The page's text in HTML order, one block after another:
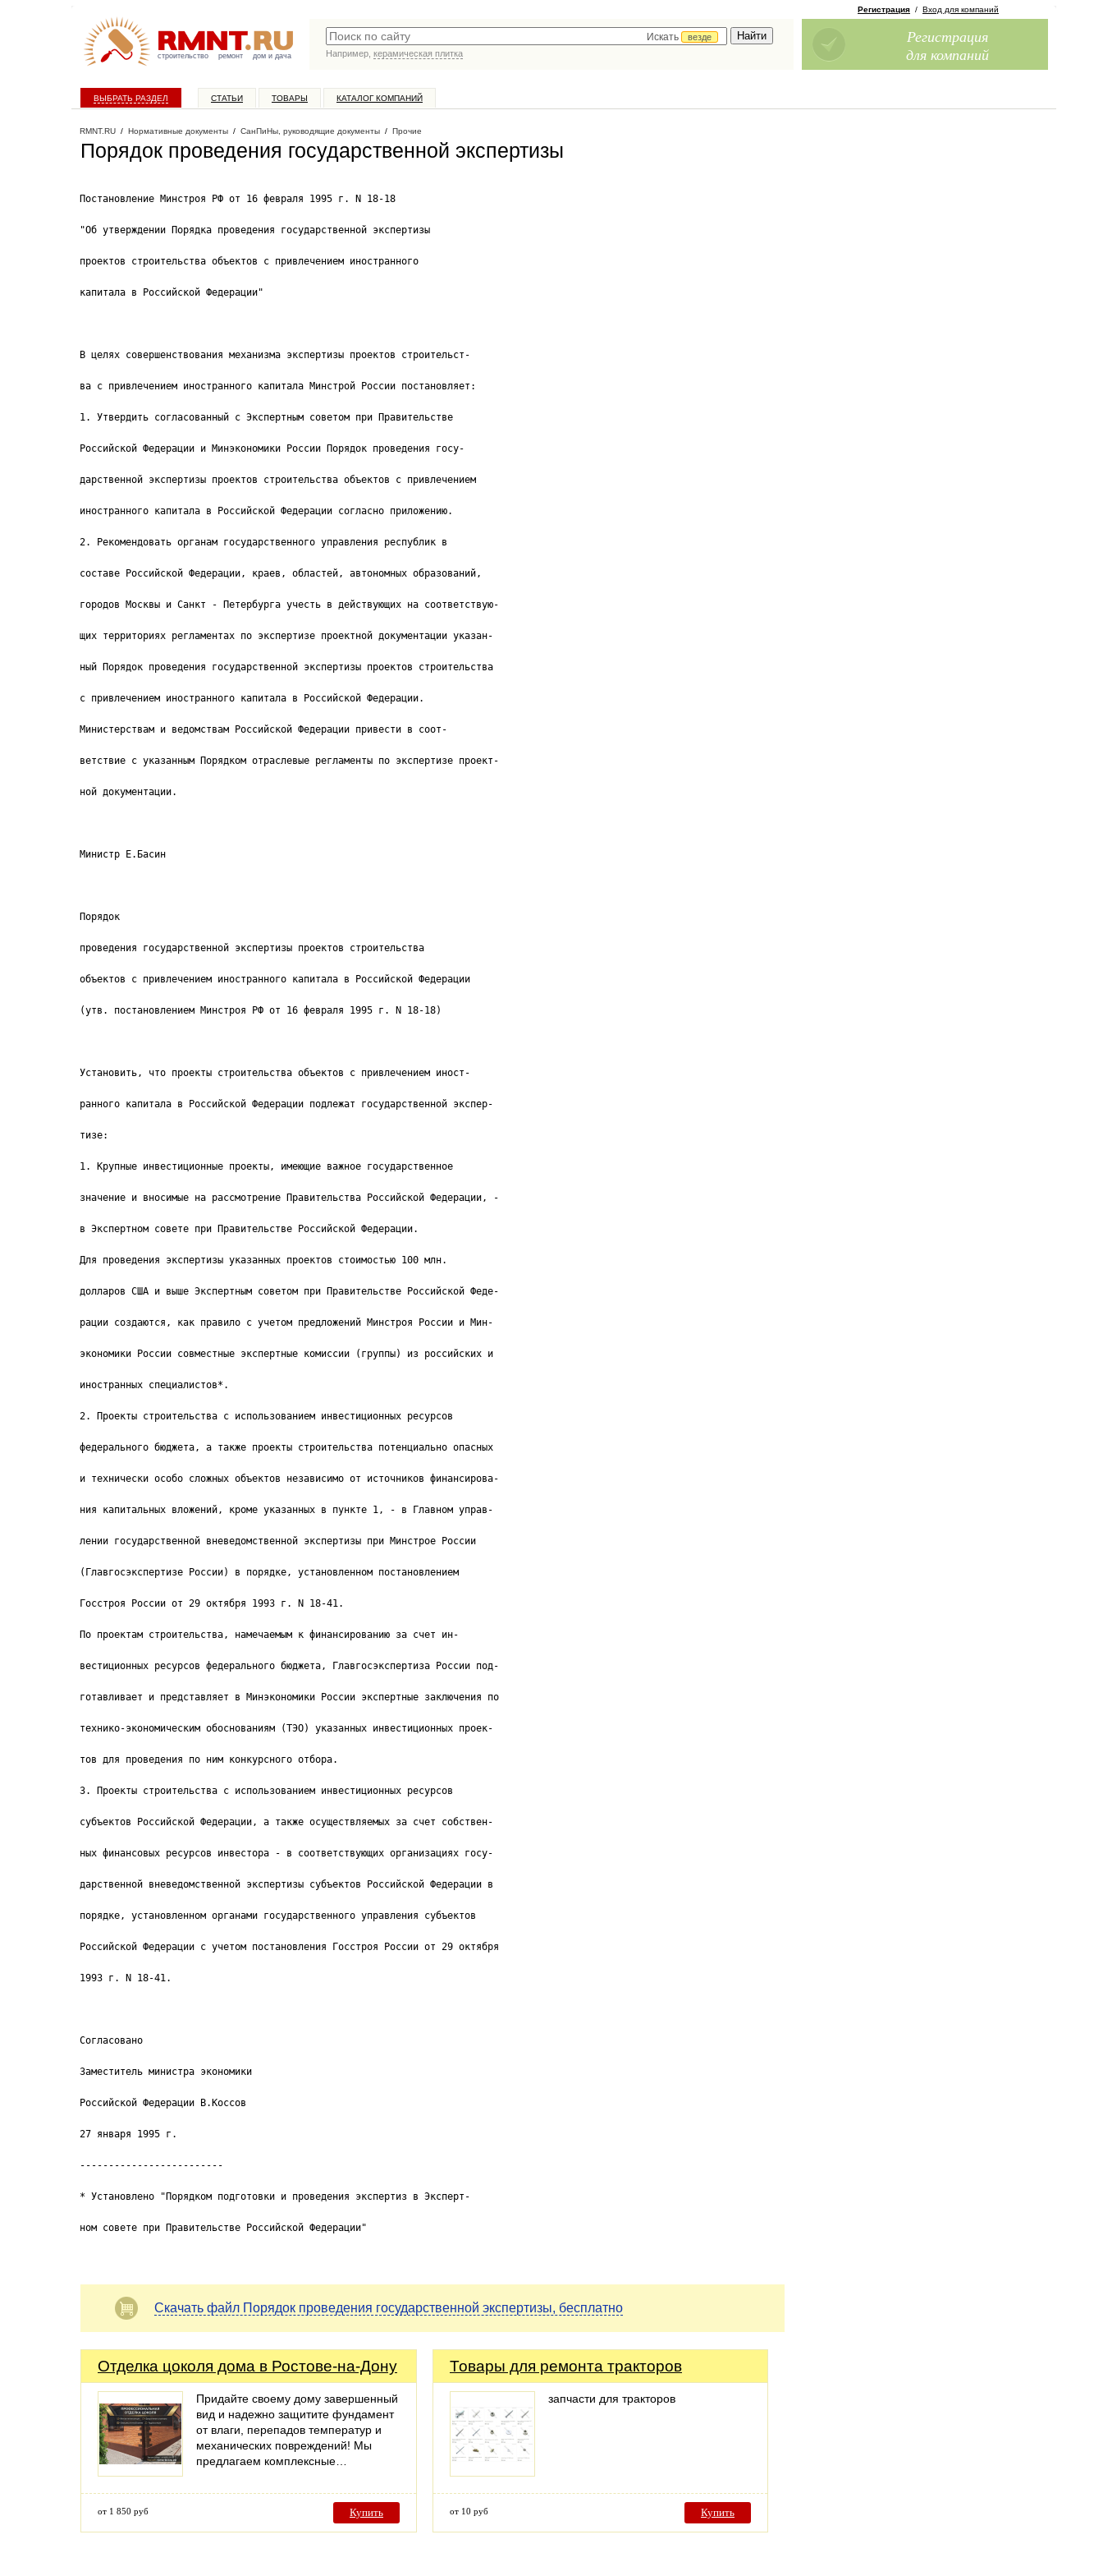
строительство ремонт дом и дача
Искать
везде
Например, керамическая плитка
Регистрация / Вход для компаний
Регистрация
для компаний
ВЫБРАТЬ РАЗДЕЛ СТАТЬИ ТОВАРЫ КАТАЛОГ КОМПАНИЙ
RMNT.RU / Нормативные документы / СанПиНы, руководящие документы / Прочие
Порядок проведения государственной экспертизы
Постановление Минстроя РФ от 16 февраля 1995 г. N 18-18
"Об утверждении Порядка проведения государственной экспертизы
проектов строительства объектов c привлечением иностранного
капитала в Российской Федерации"
В целях совершенствования механизма экспертизы проектов строительст-
ва c привлечением иностранного капитала Минстрой России постановляет:
1. Утвердить согласованный с Экспертным советом при Правительстве
Российской Федерации и Минэкономики России Порядок проведения госу-
дарственной экспертизы проектов строительства объектов с привлечением
иностранного капитала в Российской Федерации согласно приложению.
2. Рекомендовать органам государственного управления республик в
составе Российской Федерации, краев, областей, автономных образований,
городов Москвы и Санкт - Петербурга учесть в действующих на соответствую-
щих территориях регламентах по экспертизе проектной документации указан-
ный Порядок проведения государственной экспертизы проектов строительства
c привлечением иностранного капитала в Российской Федерации.
Министерствам и ведомствам Российской Федерации привести в соот-
ветствие с указанным Порядком отраслевые регламенты по экспертизе проект-
ной документации.
Министр Е.Басин
Порядок
проведения государственной экспертизы проектов строительства
объектов с привлечением иностранного капитала в Российской Федерации
(утв. постановлением Минстроя РФ от 16 февраля 1995 г. N 18-18)
Установить, что проекты строительства объектов с привлечением иност-
ранного капитала в Российской Федерации подлежат государственной экспер-
тизе:
1. Крупные инвестиционные проекты, имеющие важное государственное
значение и вносимые на рассмотрение Правительства Российской Федерации, -
в Экспертном совете при Правительстве Российской Федерации.
Для проведения экспертизы указанных проектов стоимостью 100 млн.
долларов США и выше Экспертным советом при Правительстве Российской Феде-
рации создаются, как правило с учетом предложений Минстроя России и Мин-
экономики России совместные экспертные комиссии (группы) из российских и
иностранных специалистов*.
2. Проекты строительства с использованием инвестиционных ресурсов
федерального бюджета, а также проекты строительства потенциально опасных
и технически особо сложных объектов независимо от источников финансирова-
ния капитальных вложений, кроме указанных в пункте 1, - в Главном управ-
лении государственной вневедомственной экспертизы при Минстрое России
(Главгосэкспертизе России) в порядке, установленном постановлением
Госстроя России от 29 октября 1993 г. N 18-41.
По проектам строительства, намечаемым к финансированию за счет ин-
вестиционных ресурсов федерального бюджета, Главгосэкспертиза России под-
готавливает и представляет в Минэкономики России экспертные заключения по
технико-экономическим обоснованиям (ТЭО) указанных инвестиционных проек-
тов для проведения по ним конкурсного отбора.
3. Проекты строительства с использованием инвестиционных ресурсов
субъектов Российской Федерации, а также осуществляемых за счет собствен-
ных финансовых ресурсов инвестора - в соответствующих организациях госу-
дарственной вневедомственной экспертизы субъектов Российской Федерации в
порядке, установленном органами государственного управления субъектов
Российской Федерации с учетом постановления Госстроя России от 29 октября
1993 г. N 18-41.
Согласовано
Заместитель министра экономики
Российской Федерации В.Коссов
27 января 1995 г.
-------------------------
* Установлено "Порядком подготовки и проведения экспертиз в Эксперт-
ном совете при Правительстве Российской Федерации"
Скачать файл Порядок проведения государственной экспертизы, бесплатно
Отделка цоколя дома в Ростове-на-Дону
Придайте своему дому завершенный
вид и надежно защитите фундамент
от влаги, перепадов температур и
механических повреждений! Мы
предлагаем комплексные…
от 1 850 руб Купить
Товары для ремонта тракторов
запчасти для тракторов
от 10 руб Купить